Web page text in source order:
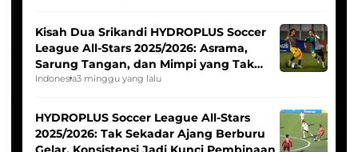
Kisah Dua Srikandi HYDROPLUS Soccer
League All-Stars 2025/2026: Asrama,
Sarung Tangan, dan Mimpi yang Tak
Pernah Padam
Indonesia3 minggu yang lalu
HYDROPLUS Soccer League All-Stars
2025/2026: Tak Sekadar Ajang Berburu